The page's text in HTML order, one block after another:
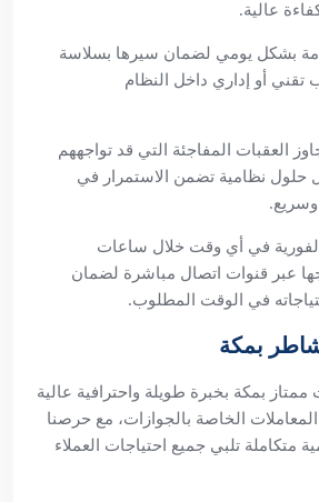
عالية.
بشكل يومي لضمان سيرها بسلاسة
أو إداري داخل النظام
العقبات المفاجئة التي قد تواجههم
حلول نظامية تضمن الاستمرار في
وسريع.
الفورية في أي وقت خلال ساعات
عبر قنوات اتصال مباشرة لضمان
في الوقت المطلوب.
بمكة
بمكة بخبرة طويلة واحترافية عالية
الخاصة بالجوازات، مع حرصنا
متكاملة تلبي جميع احتياجات العملاء